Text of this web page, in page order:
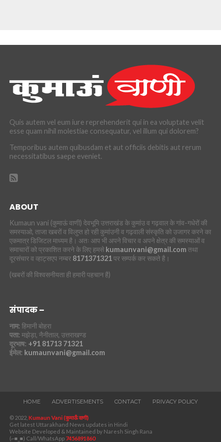
Quis autem vel eum iure reprehenderit qui in ea voluptate velit
esse quam nihil molestiae consequatur, vel illum qui dolorem?
Temporibus autem quibusdam et aut officiis debitis aut rerum
necessitatibus saepe eveniet.
ABOUT
Kumaun vani (कुमाऊं वाणी) देवभूमि उत्तराखंड के कुमांउ व गढ़वाल के गांव-गधेरों की
समस्याओ, ताजा खबरों व विलुप्त हो रही कुमांउनी व गढ़वाली संस्कृति को उजागर करने का
एकमात्र डिजिटल माध्यम है। अतः आप भी अपने विचार व अपने क्षेत्र की समस्याओं व
समाचारों को प्रकाशित करने के लिए हमसे kumaunvani@gmail.com तथा
दूरसंचार व व्हाट्सएप नम्बर 8171371321पर सम्पर्क कर सकते है।
(खबरों की विश्वसनीयता ही हमारी पहचान है)
संपादक –
नाम: हिमानी बोहरा
पता: मझेड़ा, नैनीताल, उत्तराखण्ड
दूरभाष: +91 81713 71321
ईमेल: kumaunvani@gmail.com
HOME ADVERTISEMENTS CONTACT PRIVACY POLICY
© 2022, Kumaun Vani (कुमाऊँ वाणी)
Get latest Uttarakhand News updates in Hindi
Website Developed & Maintained by Naresh Singh Rana
(⌐■_■) Call/WhatsApp 7456891860